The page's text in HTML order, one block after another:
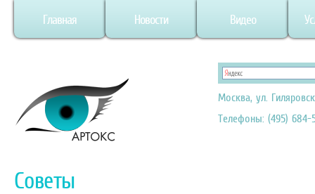
Главная Новости Видео
Москва, ул.
Телефоны: (495) 684-
Советы